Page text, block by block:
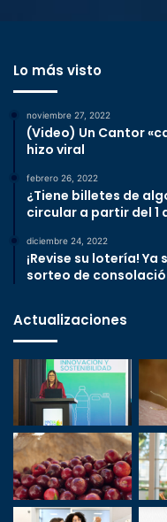
Lo más visto
noviembre 27, 2022
(Video) Un Cantor
hizo viral
febrero 26, 2022
¿Tiene billetes de
circular a partir del 1
diciembre 24, 2022
¡Revise su lotería!
sorteo de
Actualizaciones